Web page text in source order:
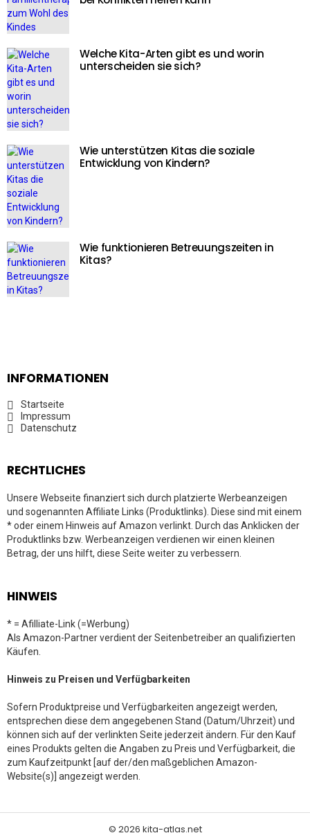
Welche Kita-Arten gibt es und worin
unterscheiden sie sich?
Wie unterstützen Kitas die soziale
Entwicklung von Kindern?
Wie funktionieren Betreuungszeiten in
Kitas?
INFORMATIONEN
Startseite
Impressum
Datenschutz
RECHTLICHES
Unsere Webseite finanziert sich durch platzierte Werbeanzeigen
und sogenannten Affiliate Links (Produktlinks). Diese sind mit einem
* oder einem Hinweis auf Amazon verlinkt. Durch das Anklicken der
Produktlinks bzw. Werbeanzeigen verdienen wir einen kleinen
Betrag, der uns hilft, diese Seite weiter zu verbessern.
HINWEIS
* = Afilliate-Link (=Werbung)
Als Amazon-Partner verdient der Seitenbetreiber an qualifizierten
Käufen.
Hinweis zu Preisen und Verfügbarkeiten
Sofern Produktpreise und Verfügbarkeiten angezeigt werden,
entsprechen diese dem angegebenen Stand (Datum/Uhrzeit) und
können sich auf der verlinkten Seite jederzeit ändern. Für den Kauf
eines Produkts gelten die Angaben zu Preis und Verfügbarkeit, die
zum Kaufzeitpunkt [auf der/den maßgeblichen Amazon-
Website(s)] angezeigt werden.
© 2026 kita-atlas.net